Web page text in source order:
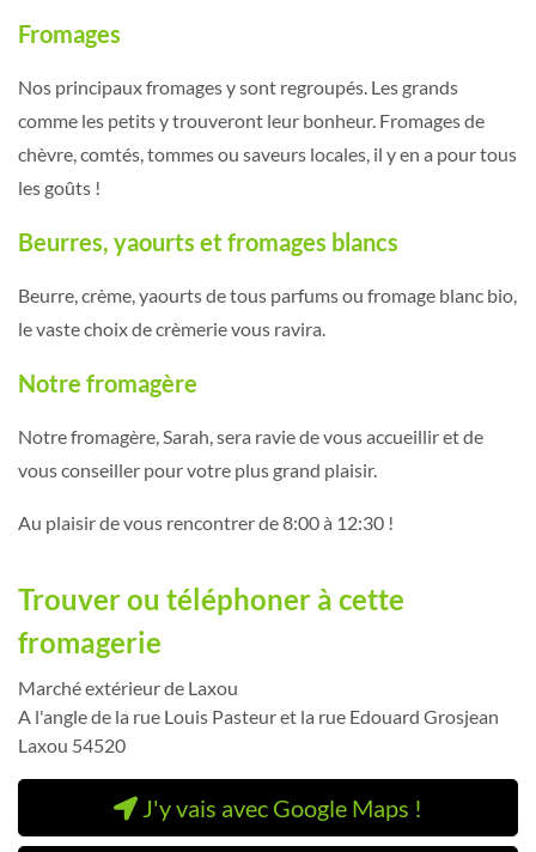
Fromages
Nos principaux fromages y sont regroupés. Les grands
comme les petits y trouveront leur bonheur. Fromages de
chèvre, comtés, tommes ou saveurs locales, il y en a pour tous
les goûts !
Beurres, yaourts et fromages blancs
Beurre, crème, yaourts de tous parfums ou fromage blanc bio,
le vaste choix de crèmerie vous ravira.
Notre fromagère
Notre fromagère, Sarah, sera ravie de vous accueillir et de
vous conseiller pour votre plus grand plaisir.
Au plaisir de vous rencontrer de 8:00 à 12:30 !
Trouver ou téléphoner à cette
fromagerie
Marché extérieur de Laxou
A l'angle de la rue Louis Pasteur et la rue Edouard Grosjean
Laxou 54520
J'y vais avec Google Maps !